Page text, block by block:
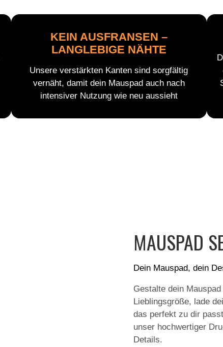
KEIN AUSFRANSEN –
LANGLEBIGE NÄHTE
Unsere verstärkten Kanten sind sorgfältig
vernäht, damit dein Mauspad auch nach
intensiver Nutzung wie neu aussieht
MAUSPAD
Dein Mauspad, dein
Gestalte dein
Lieblingsgröße, lade
das perfekt zu dir
unser hochwertiger
Details.